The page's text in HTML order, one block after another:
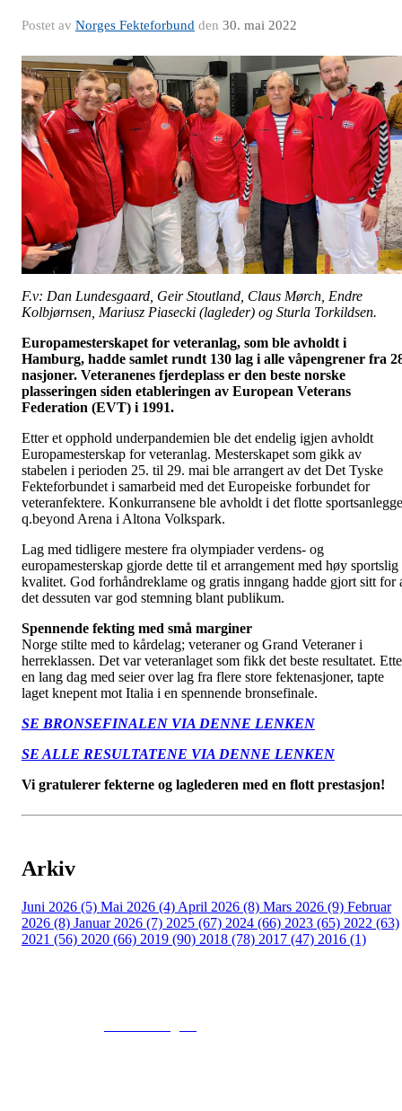
Postet av Norges Fekteforbund den 30. mai 2022
F.v: Dan Lundesgaard, Geir Stoutland, Claus Mørch, Endre
Kolbjørnsen, Mariusz Piasecki (lagleder) og Sturla Torkildsen.
Europamesterskapet for veteranlag, som ble avholdt i
Hamburg, hadde samlet rundt 130 lag i alle våpengrener fra
nasjoner. Veteranenes fjerdeplass er den beste norske
plasseringen siden etableringen av European Veterans
Federation (EVT) i 1991.
Etter et opphold underpandemien ble det endelig igjen avholdt
Europamesterskap for veteranlag. Mesterskapet som gikk av
stabelen i perioden 25. til 29. mai ble arrangert av det Det Tyske
Fekteforbundet i samarbeid med det Europeiske forbundet for
veteranfektere. Konkurransene ble avholdt i det flotte
q.beyond Arena i Altona Volkspark.
Lag med tidligere mestere fra olympiader verdens- og
europamesterskap gjorde dette til et arrangement med høy sportslig
kvalitet. God forhåndreklame og gratis inngang hadde gjort sitt for
det dessuten var god stemning blant publikum.
Spennende fekting med små marginer
Norge stilte med to kårdelag; veteraner og Grand Veteraner i
herreklassen. Det var veteranlaget som fikk det beste resultatet.
en lang dag med seier over lag fra flere store fektenasjoner, tapte
laget knepent mot Italia i en spennende bronsefinale.
SE BRONSEFINALEN VIA DENNE LENKEN
SE ALLE RESULTATENE VIA DENNE LENKEN
Vi gratulerer fekterne og laglederen med en flott prestasjon!
Arkiv
Juni 2026 (5) Mai 2026 (4) April 2026 (8) Mars 2026 (9) Februar
2026 (8) Januar 2026 (7) 2025 (67) 2024 (66) 2023 (65) 2022 (63)
2021 (56) 2020 (66) 2019 (90) 2018 (78) 2017 (47) 2016 (1)